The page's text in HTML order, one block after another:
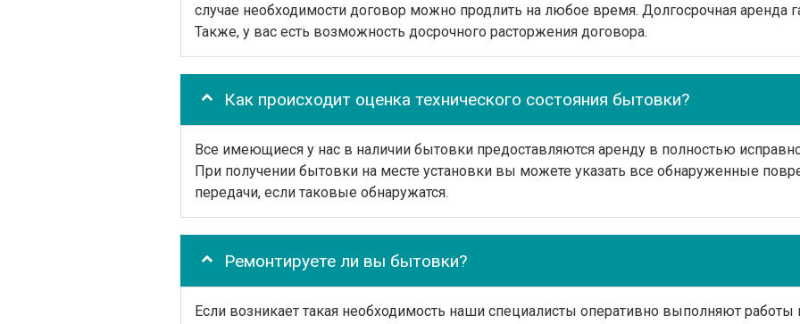
случае необходимости договор можно продлить на любое время. Долгосрочная аренда
Также, у вас есть возможность досрочного расторжения договора.
Как происходит оценка технического состояния бытовки?
Все имеющиеся у нас в наличии бытовки предоставляются аренду в полностью
При получении бытовки на месте установки вы можете указать все обнаруженные
передачи, если таковые обнаружатся.
Ремонтируете ли вы бытовки?
Если возникает такая необходимость наши специалисты оперативно выполняют